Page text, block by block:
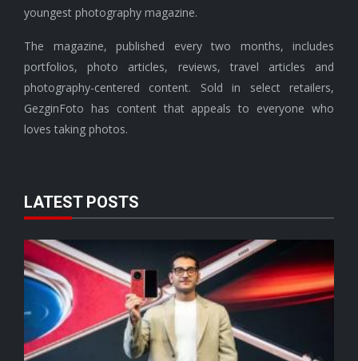
youngest photography magazine.
The magazine, published every two months, includes
portfolios, photo articles, reviews, travel articles and
photography-centered content. Sold in select retailers,
GezginFoto has content that appeals to everyone who
loves taking photos.
LATEST POSTS